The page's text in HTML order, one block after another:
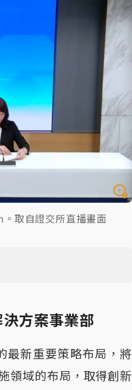
取自證交所直播畫面
方案事業部
最新重要策略布局，將
領域的布局，取得創新